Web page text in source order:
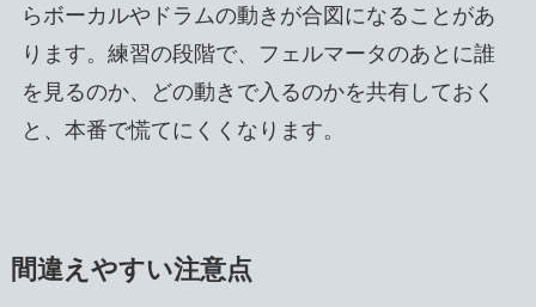
らボーカルやドラムの動きが合図になることがあ
ります。練習の段階で、フェルマータのあとに誰
を見るのか、どの動きで入るのかを共有しておく
と、本番で慌てにくくなります。
間違えやすい注意点